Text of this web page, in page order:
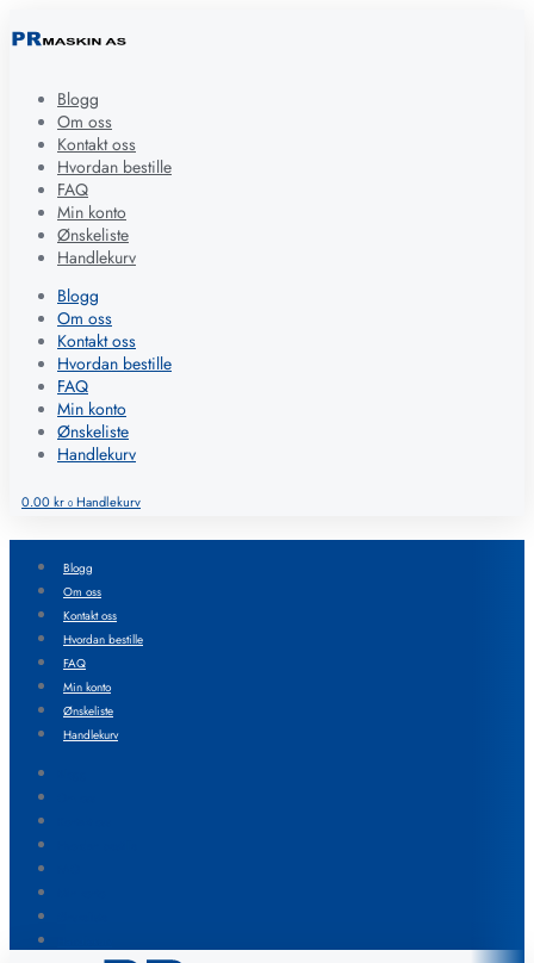
Blogg
Om oss
Kontakt oss
Hvordan bestille
FAQ
Min konto
Ønskeliste
Handlekurv
Blogg
Om oss
Kontakt oss
Hvordan bestille
FAQ
Min konto
Ønskeliste
Handlekurv
0.00kr 0 Handlekurv
Blogg
Om oss
Kontakt oss
Hvordan bestille
FAQ
Min konto
Ønskeliste
Handlekurv